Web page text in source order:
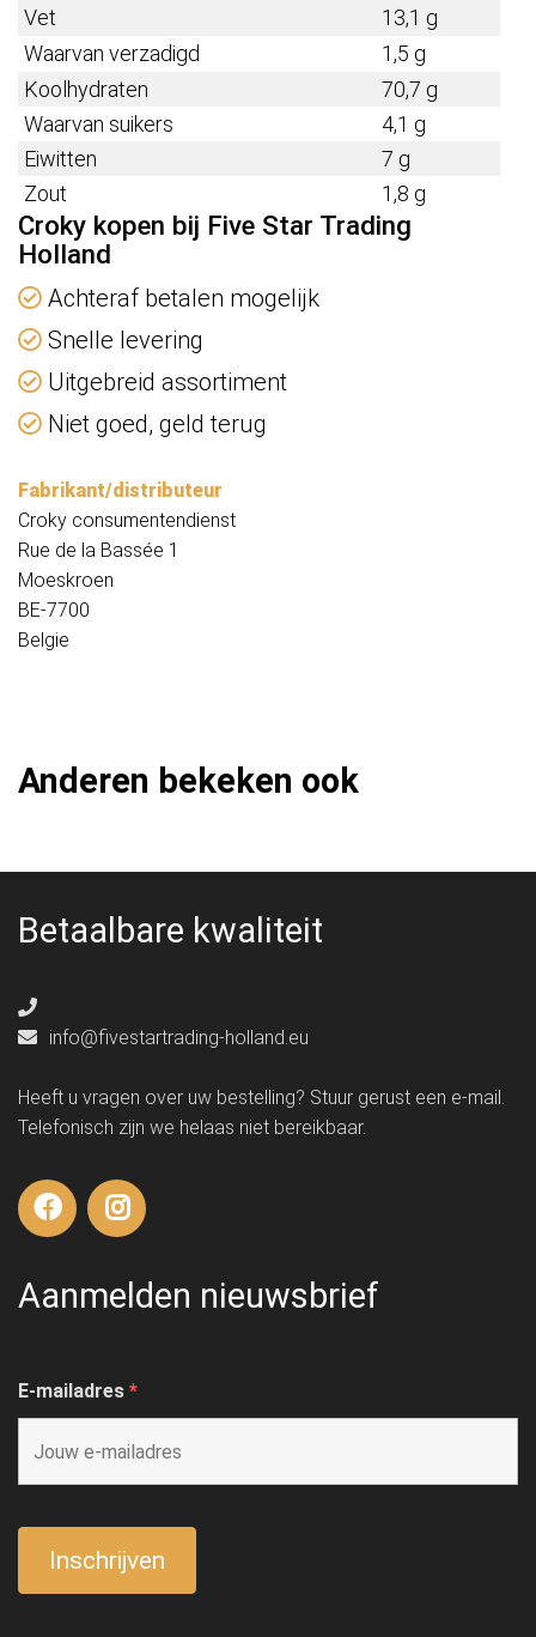
Vet
13,1 g
Waarvan verzadigd
1,5 g
Koolhydraten
70,7 g
Waarvan suikers
4,1 g
Eiwitten
7 g
Zout
1,8 g
Croky kopen bij Five Star Trading
Holland
Achteraf betalen mogelijk
Snelle levering
Uitgebreid assortiment
Niet goed, geld terug
Fabrikant/distributeur
Croky consumentendienst
Rue de la Bassée 1
Moeskroen
BE-7700
Belgie
Anderen bekeken ook
Betaalbare kwaliteit
info@fivestartrading-holland.eu
Heeft u vragen over uw bestelling? Stuur gerust een e-mail.
Telefonisch zijn we helaas niet bereikbaar.
Aanmelden nieuwsbrief
E-mailadres *